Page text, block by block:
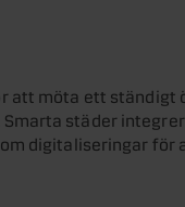
att möta ett ständigt
städer
digitaliseringar för